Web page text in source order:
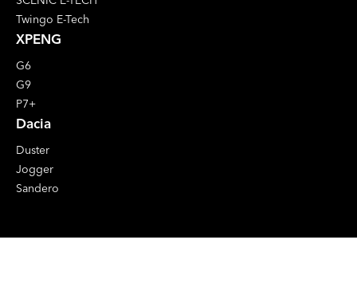
Twingo E-Tech
XPENG
G6
G9
P7+
Dacia
Duster
Jogger
Sandero